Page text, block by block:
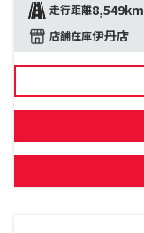
走行距離8,549km
店舗在庫伊丹店